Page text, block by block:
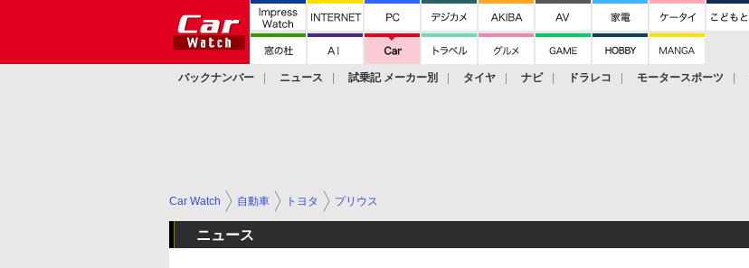
バックナンバー ニュース 試乗記 メーカー別 タイヤ ナビ ドラレコ モータースポーツ
Car Watch 自動車 トヨタ プリウス
ニュース